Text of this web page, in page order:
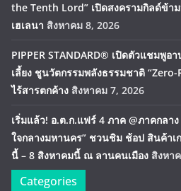
the Tenth Lord” เปิดสงครามกิลด์ข้า
เฮเลนา สิงหาคม 8, 2026
PIPPER STANDARD® เปิดตัวแชมพู
เลี้ยง ชูนวัตกรรมพลังธรรมชาติ
ไร้สารตกค้าง สิงหาคม 7, 2026
เริ่มแล้ว! อ.ต.ก.แฟร์ 4 ภาค @ภาคกลา
ใจกลางมหานคร” ชวนชิม ช้อป สินค้า
นี้ – 8 สิงหาคมนี้ ณ ลานคนเมือง สิงหา
Categories